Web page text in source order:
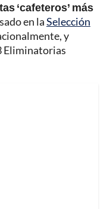
‘cafeteros’ más
en laSelección
y
Eliminatorias